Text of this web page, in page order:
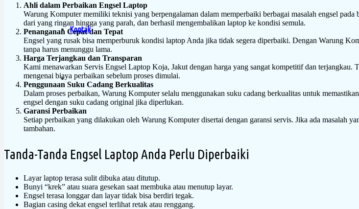
Kontak
Ahli dalam Perbaikan Engsel Laptop
Warung Komputer memiliki teknisi yang berpengalaman dalam memperbaiki berbagai masalah engsel
dari yang ringan hingga yang parah, dan berhasil mengembalikan laptop ke kondisi semula.
Penanganan Cepat dan Tepat
Engsel yang rusak bisa memperburuk kondisi laptop Anda jika tidak segera diperbaiki. Dengan Warung
tanpa harus menunggu lama.
Harga Terjangkau dan Transparan
Kami menawarkan Servis Engsel Laptop Koja, Jakut dengan harga yang sangat kompetitif dan
mengenai biaya perbaikan sebelum proses dimulai.
Penggunaan Suku Cadang Berkualitas
Dalam proses perbaikan, Warung Komputer selalu menggunakan suku cadang berkualitas untuk
engsel dengan suku cadang original jika diperlukan.
Garansi Perbaikan
Setiap perbaikan yang dilakukan oleh Warung Komputer disertai dengan garansi servis. Jika ada masalah
tambahan.
Tanda-Tanda Engsel Laptop Anda Perlu Diperbaiki
Layar laptop terasa sulit dibuka atau ditutup.
Bunyi “krek” atau suara gesekan saat membuka atau menutup layar.
Engsel terasa longgar dan layar tidak bisa berdiri tegak.
Bagian casing dekat engsel terlihat retak atau renggang.